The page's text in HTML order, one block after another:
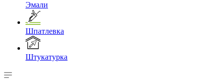
Эмали
Шпатлевка
Штукатурка